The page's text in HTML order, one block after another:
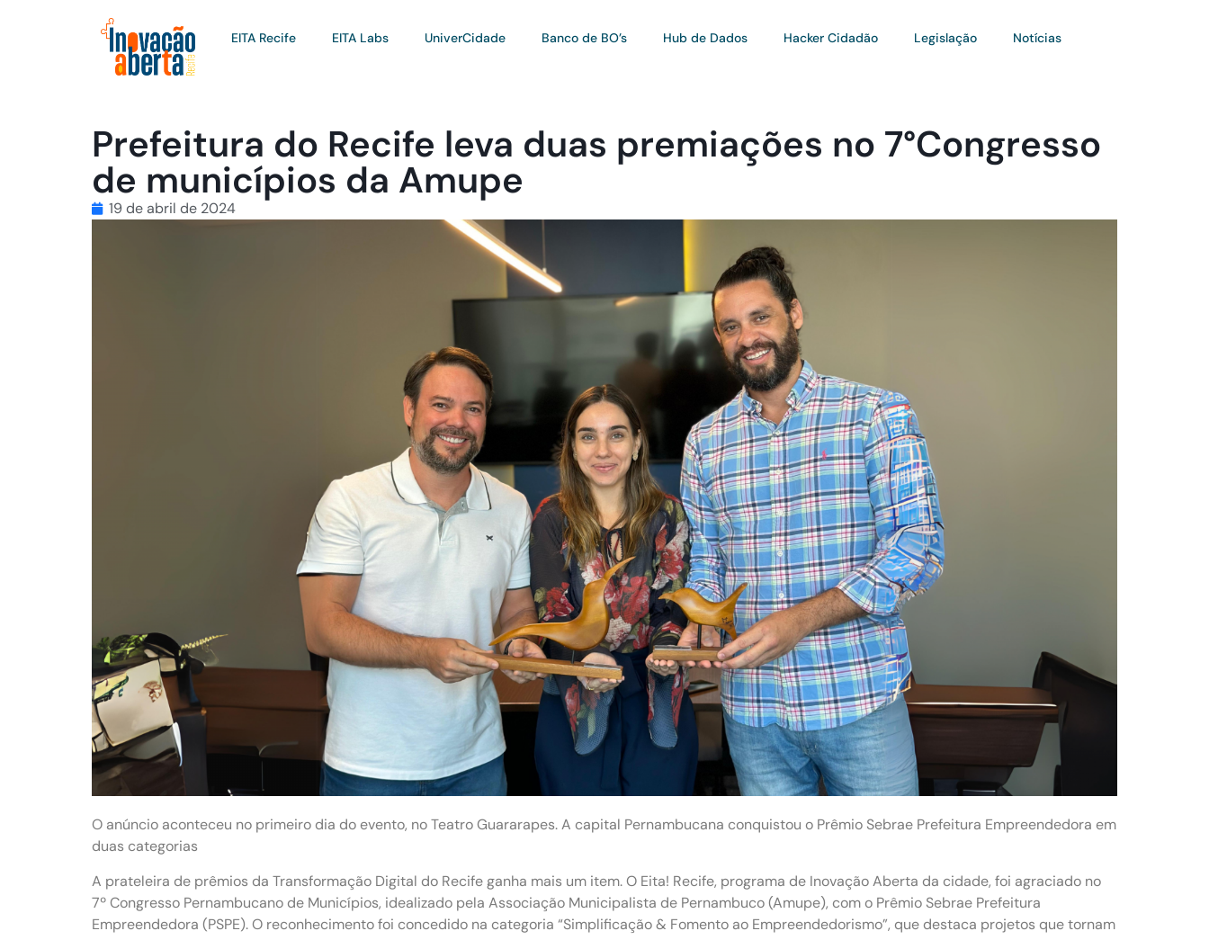
EITA Recife EITA Labs UniverCidade Banco de BO’s Hub de Dados Hacker Cidadão Legislação Notícias
Prefeitura do Recife leva duas premiações no 7°Congresso
de municípios da Amupe
19 de abril de 2024
O anúncio aconteceu no primeiro dia do evento, no Teatro Guararapes. A capital Pernambucana conquistou o Prêmio Sebrae Prefeitura Empreendedora em
duas categorias
A prateleira de prêmios da Transformação Digital do Recife ganha mais um item. O Eita! Recife, programa de Inovação Aberta da cidade, foi agraciado no
7º Congresso Pernambucano de Municípios, idealizado pela Associação Municipalista de Pernambuco (Amupe), com o Prêmio Sebrae Prefeitura
Empreendedora (PSPE). O reconhecimento foi concedido na categoria “Simplificação & Fomento ao Empreendedorismo”, que destaca projetos que tornam